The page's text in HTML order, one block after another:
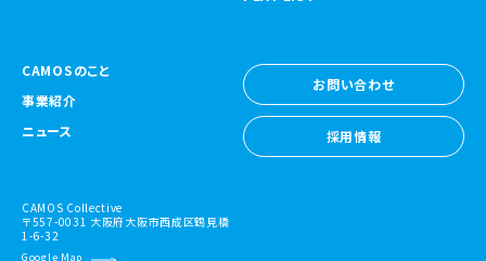
CAMOSのこと
事業紹介
ニュース
お問い合わせ
お問い合わせ
採用情報
CAMOS Collective
〒557-0031 大阪府大阪市西成区鶴見橋
1-6-32
Google Map